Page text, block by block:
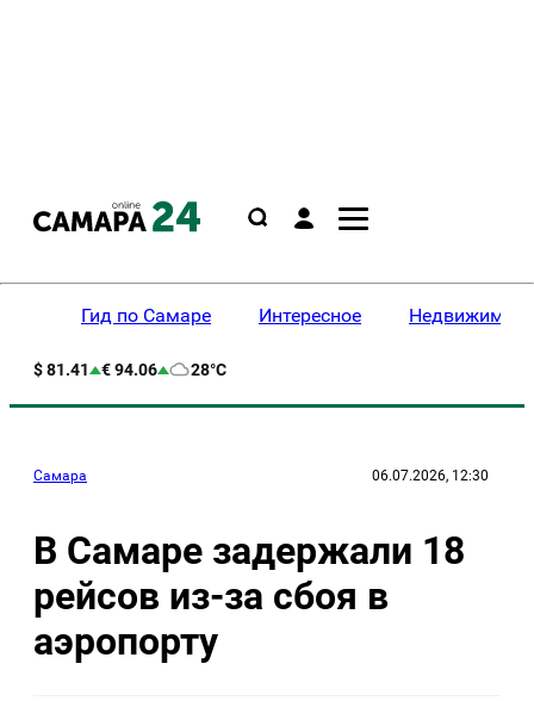
Гид по Самаре Интересное
$ 81.41 € 94.06 28°C
Самара 06.07.2026, 12:30
В Самаре задержали 18
рейсов из-за сбоя в
аэропорту